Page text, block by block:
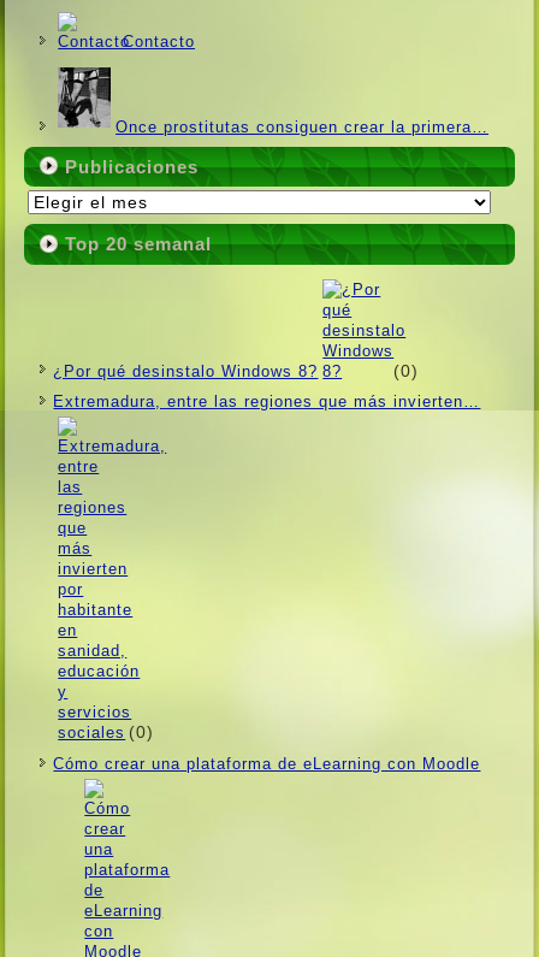
Contacto
Once prostitutas consiguen crear la primera…
Publicaciones
Publicaciones
Top 20 semanal
¿Por qué desinstalo Windows 8? (0)
Extremadura, entre las regiones que más invierten…
(0)
Cómo crear una plataforma de eLearning con Moodle